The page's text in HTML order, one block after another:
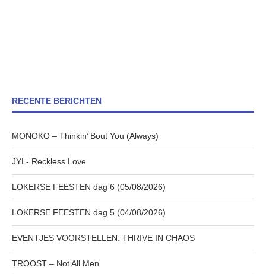
RECENTE BERICHTEN
MONOKO – Thinkin’ Bout You (Always)
JYL- Reckless Love
LOKERSE FEESTEN dag 6 (05/08/2026)
LOKERSE FEESTEN dag 5 (04/08/2026)
EVENTJES VOORSTELLEN: THRIVE IN CHAOS
TROOST – Not All Men